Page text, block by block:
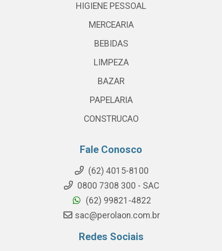
HIGIENE PESSOAL
MERCEARIA
BEBIDAS
LIMPEZA
BAZAR
PAPELARIA
CONSTRUCAO
Fale Conosco
(62) 4015-8100
0800 7308 300 - SAC
(62) 99821-4822
sac@perolaon.com.br
Redes Sociais